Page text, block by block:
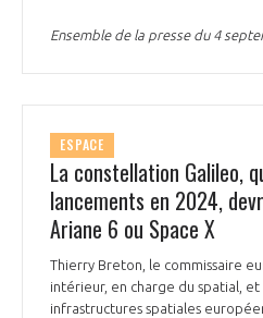
Ensemble de la presse du 4
ESPACE
La constellation Galileo,
lancements en 2024,
Ariane 6 ou Space X
Thierry Breton, le commissaire
intérieur, en charge du spatial,
infrastructures spatiales